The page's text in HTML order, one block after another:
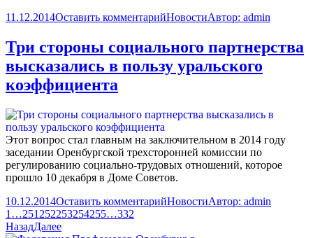
11.12.2014Оставить комментарийНовостиАвтор: admin
Три стороны социального партнерства
высказались в пользу уральского
коэффициента
Этот вопрос стал главным на заключительном в 2014 году
заседании Оренбургской трехсторонней комиссии по
регулированию социально-трудовых отношений, которое
прошло 10 декабря в Доме Советов.
10.12.2014Оставить комментарийНовостиАвтор: admin
1 …251 252253254255…332
НазадДалее